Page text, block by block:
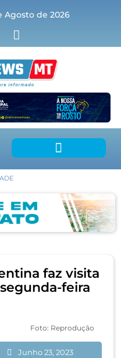
Agosto de 2026
faz visita
feira
Foto: Reprodução
Junho 23, 2023